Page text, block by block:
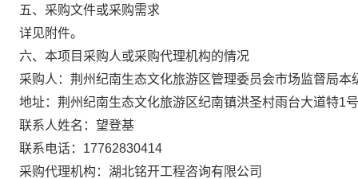
五、采购文件或采购需求
详见附件。
六、本项目采购人或采购代理机构的情况
采购人： 荆州纪南生态文化旅游区管理委员会市场监督局本
地址： 荆州纪南生态文化旅游区纪南镇洪圣村雨台大道特1号
联系人姓名： 望登基
联系电话： 17762830414
采购代理机构： 湖北铭开工程咨询有限公司